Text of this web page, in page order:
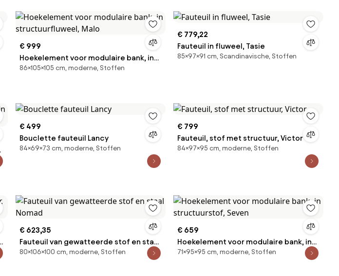
€ 999
Hoekelement voor modulaire bank, in
structuurfluweel, Malo
86×105×105 cm, moderne, Stoffen
€ 779,22
Fauteuil in fluweel, Tasie
85×97×91 cm, Scandinavische, Stoffen
€ 499
Bouclette fauteuil Lancy
84×69×73 cm, moderne, Stoffen
€ 799
Fauteuil, stof met structuur, Victor
84×97×95 cm, moderne, Stoffen
€ 623,35
Fauteuil van gewatteerde stof en staal
Nomad
80×106×100 cm, moderne, Stoffen
€ 659
Hoekelement voor modulaire bank, in
structuurstof, Seven
71×95×95 cm, moderne, Stoffen